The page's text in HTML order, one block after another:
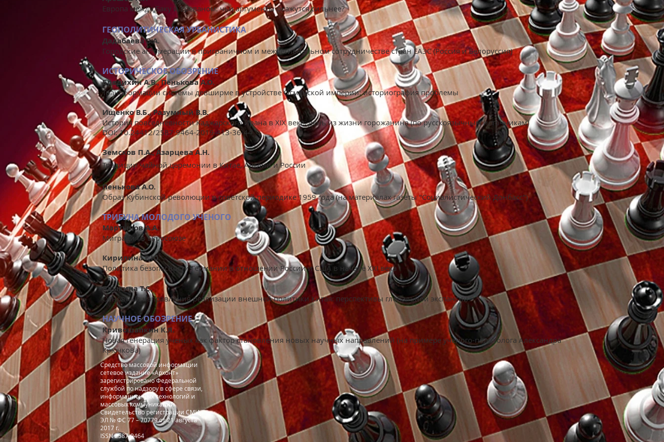
Европа между Баку и Ереваном: чьи аргументы окажутся сильнее?
ГЕОПОЛИТИЧЕСКАЯ УРБАНИСТИКА
Дадабаева З.А.
Городские агломерации в приграничном и межрегиональном сотрудничестве стран ЕАЭС (Россия и Белоруссия)
ИСТОРИЧЕСКОЕ ОБОЗРЕНИЕ
Бредихин А.В., Пенькова А.О.
Трансформации системы девширме в устройстве Османской империи: историография проблемы
Ищенко В.Б., Разумный В.В.
История повседневности Каджарского Ирана в XIX веке: день из жизни горожанина (по русскоязычным источникам)
DOI: 10.24412/2587-9464-2019-413-36-44
Земсков П.А., Азарцева А.Н.
Традиции чайной церемонии в Китае, Англии и России
Пенькова А.О.
Образ Кубинской революции в советской периодике 1959 года (на материалах газеты "Социалистический Донбасс")
ТРИБУНА МОЛОДОГО УЧЕНОГО
Мартынов А.А.
Миграция в Евросоюзе
Кирилина Е.Ю.
Политика безопасности Германии в отношении России и США в начале XXI века
Ядыкина Т.С.
Основные направления реализации внешней политики Китая: перспективы глобальной экспансии
НАУЧНОЕ ОБОЗРЕНИЕ
Кривошапкин К.Я.
Новая генерация ученых как фактор становления новых научных направлений (на примере ученого-политолога Александра
Крючкова)
Средство массовой информации
сетевое издание «Архонт»
зарегистрировано Федеральной
службой по надзору в сфере связи,
информационных технологий и
массовых коммуникаций.
Свидетельство регистрации СМИ
ЭЛ № ФС 77 – 70779 от 21 августа
2017 г.
ISSN 2587-9464